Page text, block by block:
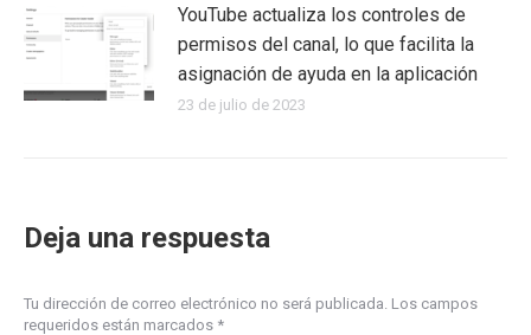
YouTube actualiza los controles de
permisos del canal, lo que facilita la
asignación de ayuda en la aplicación
23 de julio de 2023
Deja una respuesta
Tu dirección de correo electrónico no será publicada. Los campos
requeridos están marcados *